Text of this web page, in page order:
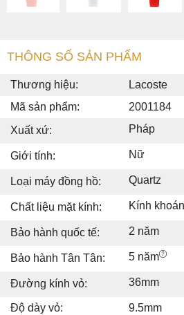
THÔNG SỐ SẢN PHẨM
Thương hiệu:
Lacoste
Mã sản phẩm:
2001184
Xuất xứ:
Pháp
Giới tính: Nữ
Loại máy đồng hồ: Quartz
Chất liệu mặt kính: Kính
Bảo hành quốc tế: 2 năm
Bảo hành Tân Tân: 5 năm
Đường kính vỏ: 36mm
Độ dày vỏ: 9.5mm